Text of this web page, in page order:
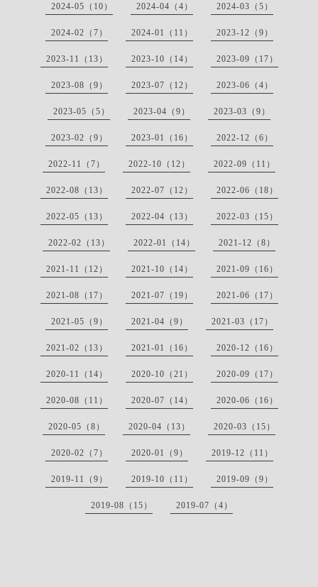
2024-05（10） 2024-04（4） 2024-03（5）
2024-02（7） 2024-01（11） 2023-12（9）
2023-11（13） 2023-10（14） 2023-09（17）
2023-08（9） 2023-07（12） 2023-06（4）
2023-05（5） 2023-04（9） 2023-03（9）
2023-02（9） 2023-01（16） 2022-12（6）
2022-11（7） 2022-10（12） 2022-09（11）
2022-08（13） 2022-07（12） 2022-06（18）
2022-05（13） 2022-04（13） 2022-03（15）
2022-02（13） 2022-01（14） 2021-12（8）
2021-11（12） 2021-10（14） 2021-09（16）
2021-08（17） 2021-07（19） 2021-06（17）
2021-05（9） 2021-04（9） 2021-03（17）
2021-02（13） 2021-01（16） 2020-12（16）
2020-11（14） 2020-10（21） 2020-09（17）
2020-08（11） 2020-07（14） 2020-06（16）
2020-05（8） 2020-04（13） 2020-03（15）
2020-02（7） 2020-01（9） 2019-12（11）
2019-11（9） 2019-10（11） 2019-09（9）
2019-08（15） 2019-07（4）